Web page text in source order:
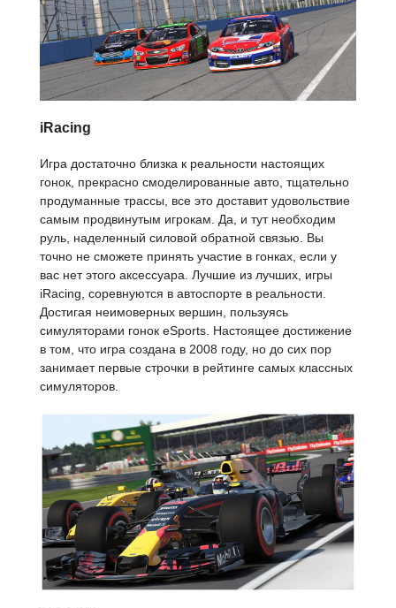
iRacing
Игра достаточно близка к реальности настоящих
гонок, прекрасно смоделированные авто, тщательно
продуманные трассы, все это доставит удовольствие
самым продвинутым игрокам. Да, и тут необходим
руль, наделенный силовой обратной связью. Вы
точно не сможете принять участие в гонках, если у
вас нет этого аксессуара. Лучшие из лучших, игры
iRacing, соревнуются в автоспорте в реальности.
Достигая неимоверных вершин, пользуясь
симуляторами гонок eSports. Настоящее достижение
в том, что игра создана в 2008 году, но до сих пор
занимает первые строчки в рейтинге самых классных
симуляторов.